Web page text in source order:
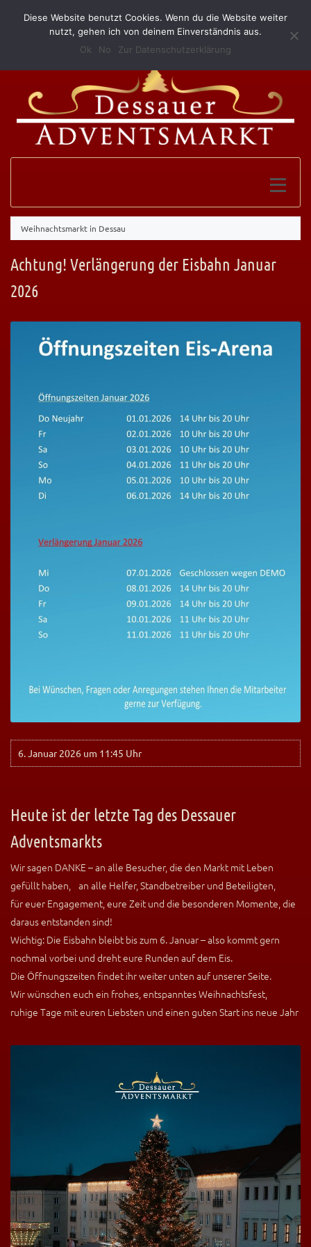
(0340) 52 10 146 info@grillundimbissmerkel.de
Weihnachtsmarkt in Dessau
Achtung! Verlängerung der Eisbahn Januar
2026
6. Januar 2026 um 11:45 Uhr
Heute ist der letzte Tag des Dessauer
Adventsmarkts
Wir sagen DANKE – an alle Besucher, die den Markt mit Leben
gefüllt haben, an alle Helfer, Standbetreiber und Beteiligten,
für euer Engagement, eure Zeit und die besonderen Momente, die
daraus entstanden sind!
Wichtig: Die Eisbahn bleibt bis zum 6. Januar – also kommt gern
nochmal vorbei und dreht eure Runden auf dem Eis.
Die Öffnungszeiten findet ihr weiter unten auf unserer Seite.
Wir wünschen euch ein frohes, entspanntes Weihnachtsfest,
ruhige Tage mit euren Liebsten und einen guten Start ins neue Jahr
Diese Website benutzt Cookies. Wenn du die Website weiter
nutzt, gehen ich von deinem Einverständnis aus.
Ok
No Zur Datenschutzerklärung